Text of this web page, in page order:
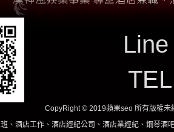
CopyRight © 2019蘋果seo 所有版權未
酒店經紀公司、酒店業經紀、鋼琴酒吧、酒店